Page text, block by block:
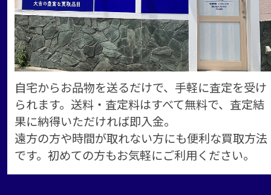
自宅からお品物を送るだけで、手軽に査定を受け
られます。送料・査定料はすべて無料で、査定結
果に納得いただければ即入金。
遠方の方や時間が取れない方にも便利な買取方法
です。初めての方もお気軽にご利用ください。